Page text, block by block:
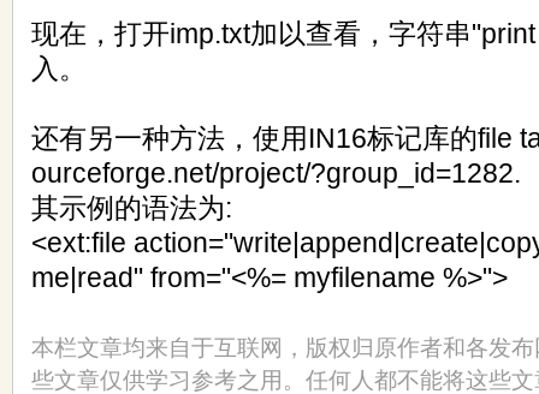
现在，打开imp.txt加以查看，字符串
入。
还有另一种方法，使用IN16标记库的file
ourceforge.net/project/?group_id=1282.
其示例的语法为:
<ext:file
me|read" from="<%= myfilename %>">
本栏文章均来自于互联网，版权归原作者和各发
些文章仅供学习参考之用。任何人都不能将这些